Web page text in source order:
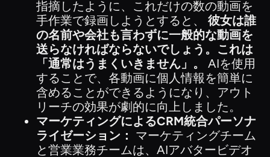
指摘したように、これだけの数の動画を
手作業で録画しようとすると、 彼女は誰
の名前や会社も言わずに一般的な動画を
送らなければならないでしょう。これは
「通常はうまくいきません」。
AIを使用
することで、各動画に個人情報を簡単に
含めることができるようになり、アウト
リーチの効果が劇的に向上しました。
マーケティングによるCRM統合パーソナ
ライゼーション： マーケティングチーム
と営業業務チームは、AIアバタービデオ